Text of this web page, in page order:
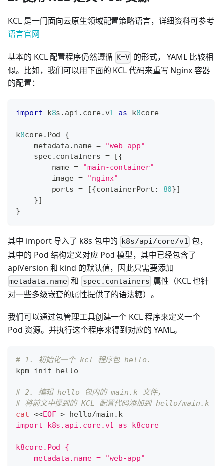
KCL 是一门面向云原生领域配置策略语言，详细资料可参考
语言官网
基本的 KCL 配置程序仍然遵循 K=V 的形式， YAML 比较相
似。比如，我们可以用下面的 KCL 代码来重写 Nginx 容器
的配置：
import k8s . api . core. v1 as k8core
k8core. Pod {
    metadata
. name =
"web-app"
    spec
. containers = [{
        name
=
"main-container"
        image
=
"nginx"
        ports
= [{containerPort : 80}]
}]
}
其中 import 导入了 k8s 包中的 k8s/api/core/v1 包，
其中的 Pod 结构定义对应 Pod 模型，其中已经包含了
apiVersion 和 kind 的默认值，因此只需要添加
metadata.name 和 spec.containers 属性（KCL 也针
对一些多级嵌套的属性提供了的语法糖）。
我们可以通过包管理工具创建一个 KCL 程序来定义一个
Pod 资源。并执行这个程序来得到对应的 YAML。
# 1. 初始化一个 kcl 程序包 hello.
kpm init hello
# 2. 编辑 hello 包内的 main.k 文件，
# 将前文中提到的 KCL 配置代码添加到 hello/main.k 中
cat <<EOF > hello/main.k
import k8s.api.core.v1 as k8core
k8core.Pod {
    metadata.name = "web-app"